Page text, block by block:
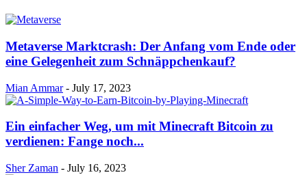
Metaverse Marktcrash: Der Anfang vom Ende oder
eine Gelegenheit zum Schnäppchenkauf?
Mian Ammar - July 17, 2023
Ein einfacher Weg, um mit Minecraft Bitcoin zu
verdienen: Fange noch...
Sher Zaman - July 16, 2023